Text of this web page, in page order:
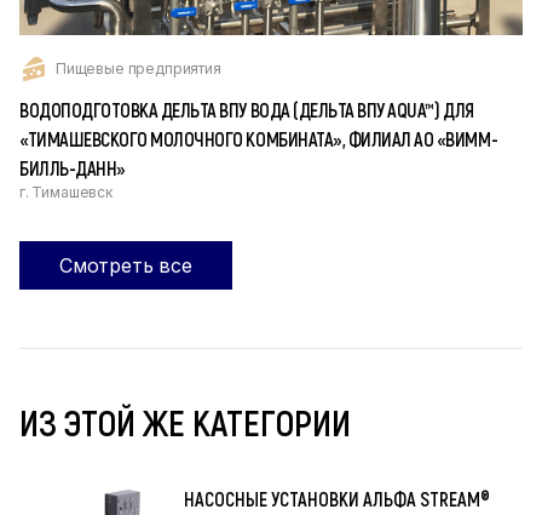
Пищевые предприятия
ВОДОПОДГОТОВКА ДЕЛЬТА ВПУ ВОДА (ДЕЛЬТА ВПУ AQUA™) ДЛЯ
«ТИМАШЕВСКОГО МОЛОЧНОГО КОМБИНАТА», ФИЛИАЛ АО «ВИММ-
БИЛЛЬ-ДАНН»
г. Тимашевск
Смотреть все
ИЗ ЭТОЙ ЖЕ КАТЕГОРИИ
НАСОСНЫЕ УСТАНОВКИ АЛЬФА STREAM®